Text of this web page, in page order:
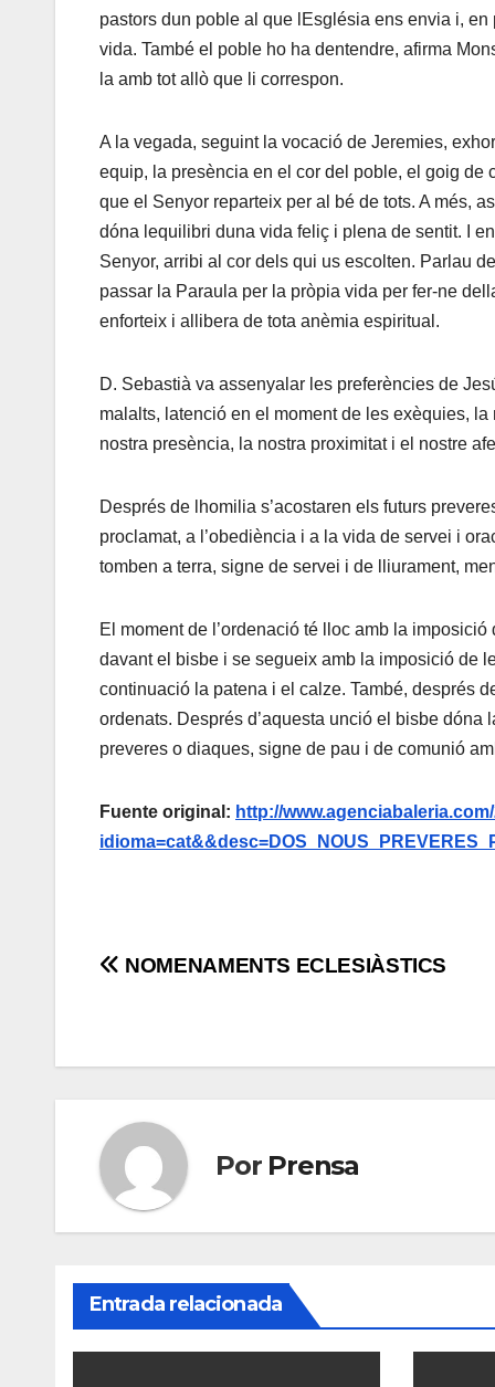
pastors dun poble al que lEsglésia ens envia i,
vida. També el poble ho ha dentendre, afirma
la amb tot allò que li correspon.
A la vegada, seguint la vocació de Jeremies,
equip, la presència en el cor del poble, el goig de
que el Senyor reparteix per al bé de tots. A més,
dóna lequilibri duna vida feliç i plena de sentit. I
Senyor, arribi al cor dels qui us escolten. Parlau
passar la Paraula per la pròpia vida per fer-ne
enforteix i allibera de tota anèmia espiritual.
D. Sebastià va assenyalar les preferències de
malalts, latenció en el moment de les exèquies,
nostra presència, la nostra proximitat i el nostre
Després de lhomilia s’acostaren els futurs
proclamat, a l’obediència i a la vida de servei i
tomben a terra, signe de servei i de lliurament,
El moment de l’ordenació té lloc amb la
davant el bisbe i se segueix amb la imposició de
continuació la patena i el calze. També, després
ordenats. Després d’aquesta unció el bisbe dóna
preveres o diaques, signe de pau i de comunió
Fuente original: http://
Navegación
entradas
NOMENAMENTS ECLESIÀSTICS
Por Prensa
Entrada relacionada